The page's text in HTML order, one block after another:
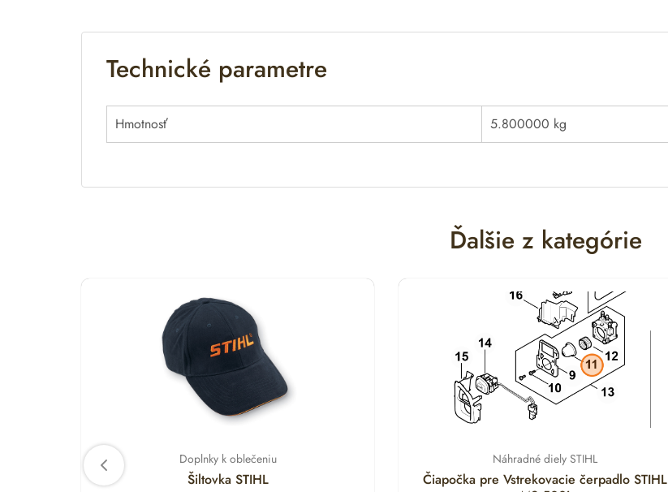
Technické parametre
Hmotnosť 5.800000 kg
Ďalšie z kategórie
Doplnky k oblečeniu
Šiltovka STIHL
Náhradné diely STIHL
Čiapočka pre Vstrekovacie čerpadlo STIHL